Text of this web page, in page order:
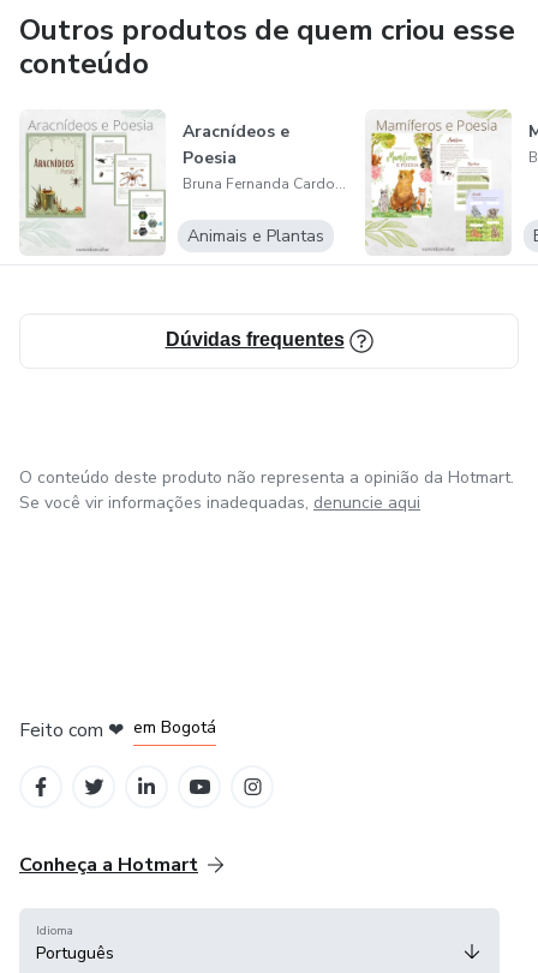
Outros produtos de quem criou esse
conteúdo
Aracnídeos e
Poesia
Bruna Fernanda Cardoso Borges
Animais e Plantas
Dúvidas frequentes
O conteúdo deste produto não representa a opinião da Hotmart.
Se você vir informações inadequadas, denuncie aqui
Feito com ❤ em Bogotá
Conheça a Hotmart
Idioma
Português